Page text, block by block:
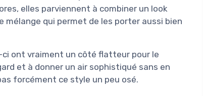
elles parviennent à combiner un look
qui permet de les porter aussi bien
ci ont vraiment un côté flatteur pour le
et à donner un air sophistiqué sans en
forcément ce style un peu osé.